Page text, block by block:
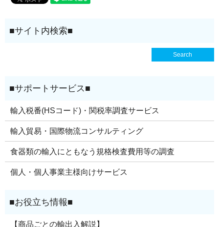
輸入税番(HSコード)・関税率調査サービス
輸入貿易・国際物流コンサルティング
食器類の輸入にともなう規格検査費用等の調査
個人・個人事業主様向けサービス
【商品ごとの輸出入解説】